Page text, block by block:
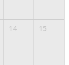
14 15